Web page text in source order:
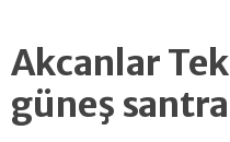
Akcanlar
güneş